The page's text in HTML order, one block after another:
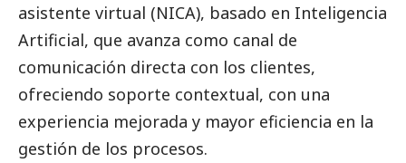
asistente virtual (NICA), basado en Inteligencia
Artificial, que avanza como canal de
comunicación directa con los clientes,
ofreciendo soporte contextual, con una
experiencia mejorada y mayor eficiencia en la
gestión de los procesos.